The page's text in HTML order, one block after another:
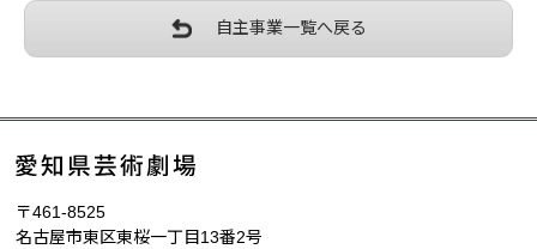
自主事業一覧へ戻る
〒461-8525
名古屋市東区東桜一丁目13番2号